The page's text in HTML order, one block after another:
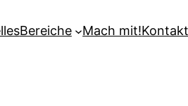
Bereiche Mach mit!Kontakt